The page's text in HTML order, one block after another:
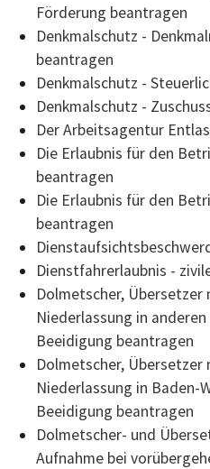
Förderung beantragen
Denkmalschutz -
beantragen
Denkmalschutz -
Denkmalschutz -
Der Arbeitsagentur
Die Erlaubnis für den
beantragen
Die Erlaubnis für den
beantragen
Dienstfahrerlaubnis -
Dolmetscher,
Niederlassung in
Beeidigung beantragen
Dolmetscher,
Niederlassung in Baden-
Beeidigung beantragen
Dolmetscher- und
Aufnahme bei